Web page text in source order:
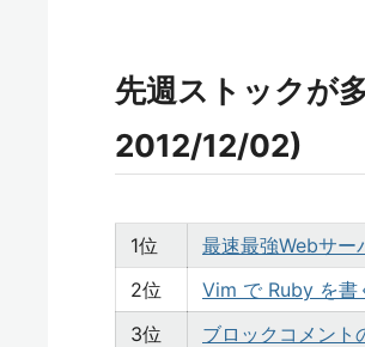
先週ストックが
2012/12/02)
1位 最速最強Webサー
2位
Vim で Ruby を書
3位
ブロックコメント